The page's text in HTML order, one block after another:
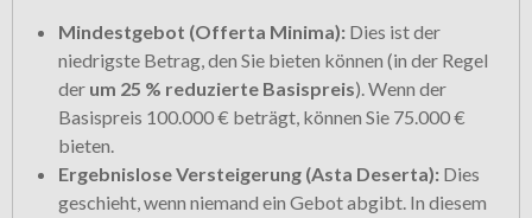
Mindestgebot (Offerta Minima): Dies ist der
niedrigste Betrag, den Sie bieten können (in der Regel
der um 25 % reduzierte Basispreis). Wenn der
Basispreis 100.000 € beträgt, können Sie 75.000 €
bieten.
Ergebnislose Versteigerung (Asta Deserta): Dies
geschieht, wenn niemand ein Gebot abgibt. In diesem